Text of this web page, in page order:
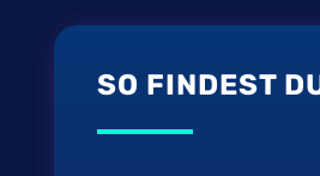
SO FINDEST